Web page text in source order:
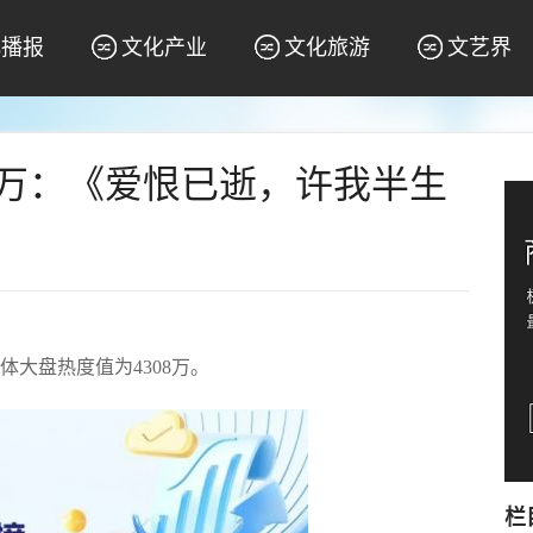
报 文化产业 文化旅游 文艺界
：《爱恨已逝，许我半生
大盘热度值为4308万。
栏